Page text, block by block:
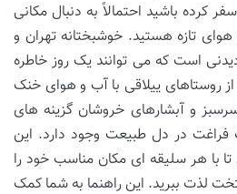
کرده باشید احتمالاً به دنبال مکانی
تازه هستید. خوشبختانه تهران و
است که می توانند یک روز خاطره
از روستاهای ییلاقی با آب و هوای خنک
و آبشارهای خروشان گزینه های
فراغت در دل طبیعت وجود دارد. این
با هر سلیقه ای مکان مناسب خود را
لذت ببرید. این راهنما به شما کمک